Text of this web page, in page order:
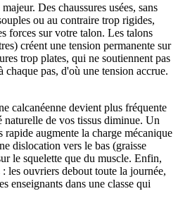
Des chaussures usées, sans
ou au contraire trop rigides,
forces sur votre talon. Les talons
créent une tension permanente sur
trop plates, qui ne soutiennent pas
chaque pas, d'où une tension accrue.
calcanéenne devient plus fréquente
naturelle de vos tissus diminue. Un
augmente la charge mécanique
dislocation vers le bas (graisse
le squelette que du muscle. Enfin,
les ouvriers debout toute la journée,
enseignants dans une classe qui